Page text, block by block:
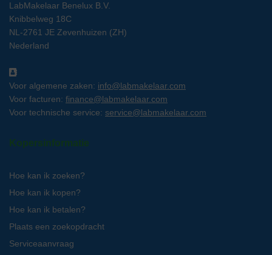
LabMakelaar Benelux B.V.
Knibbelweg 18C
NL-2761 JE Zevenhuizen (ZH)
Nederland
Voor algemene zaken: info@labmakelaar.com
Voor facturen: finance@labmakelaar.com
Voor technische service: service@labmakelaar.com
Kopersinformatie
Hoe kan ik zoeken?
Hoe kan ik kopen?
Hoe kan ik betalen?
Plaats een zoekopdracht
Serviceaanvraag